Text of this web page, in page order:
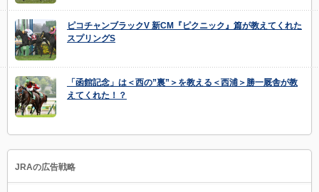
ピコチャンブラックV 新CM『ピクニック』篇が教えてくれた
スプリングS
「函館記念」は＜西の”裏”＞を教える＜西浦＞勝一厩舎が教
えてくれた！？
JRAの広告戦略